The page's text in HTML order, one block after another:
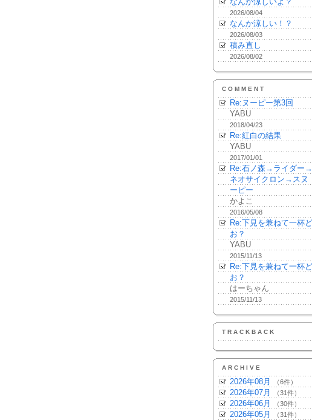
2026/08/04
なんか涼しい！？
2026/08/03
積み直し
2026/08/02
COMMENT
Re:ヌーピー第3回
YABU
2018/04/23
Re:紅白の結果
YABU
2017/01/01
Re:石ノ森→ライダー→
ネオサイクロン→スヌ
ーピー
かよこ
2016/05/08
Re:下見を兼ねて一杯ど
お？
YABU
2015/11/13
Re:下見を兼ねて一杯ど
お？
はーちゃん
2015/11/13
TRACKBACK
ARCHIVE
2026年08月 （6件）
2026年07月 （31件）
2026年06月 （30件）
2026年05月 （31件）